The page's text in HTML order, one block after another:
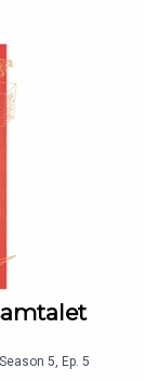
alla toppar
potential,
där för den
som
med!
Season 5, Ep. 5